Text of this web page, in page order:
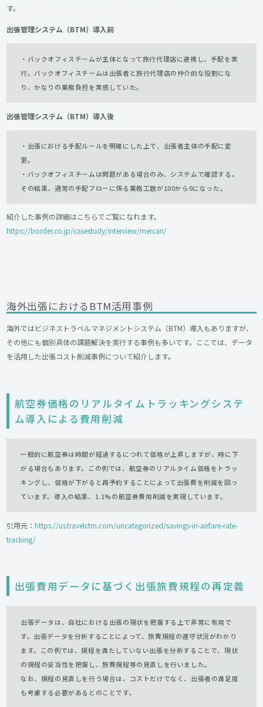
す。
出張管理システム（BTM）導入前
・バックオフィスチームが主体となって旅行代理店に連携し、手配を実
行。バックオフィスチームは出張者と旅行代理店の仲介的な役割にな
り、かなりの業務負担を実感していた。
出張管理システム （BTM）導入後
・出張における手配ルールを明確にした上で、出張者主体の手配に変
更。
・バックオフィスチームは問題がある場合のみ、システムで確認する。
その結果、通常の手配フローに係る業務工数が100から0になった。
紹介した事例の詳細はこちらでご覧になれます。
https://border.co.jp/casestudy/interview/mercari/
海外出張におけるBTM活用事例
海外ではビジネストラベルマネジメントシステム（BTM）導入もありますが、
その他にも個別具体の課題解決を実行する事例も多いです。ここでは、データ
を活用した出張コスト削減事例について紹介します。
航空券価格のリアルタイムトラッキングシステ
ム導入による費用削減
一般的に航空券は時間が経過するにつれて価格が上昇しますが、時に下
がる場合もあります。この例では、航空券のリアルタイム価格をトラッ
キングし、価格が下がると再予約することによって出張費を削減を図っ
ています。導入の結果、1.1%の航空券費用削減を実現しています。
引用元：https://us.travelctm.com/uncategorized/savings-in-airfare-rate-
tracking/
出張費用データに基づく出張旅費規程の再定義
出張データは、自社における出張の現状を把握する上で非常に有用で
す。出張データを分析することによって、旅費規程の遵守状況がわかり
ます。この例では、規程を満たしていない出張を分析することで、現状
の規程の妥当性を把握し、旅費規程等の見直しを行いました。
なお、規程の見直しを行う場合は、コストだけでなく、出張者の満足度
も考慮する必要があるとのことです。